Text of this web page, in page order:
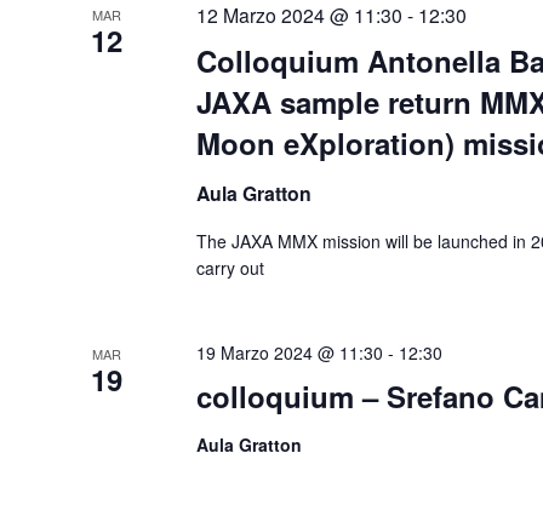
MAR
12
Colloquium Antonella
JAXA sample return
Moon eXploration)
12 Marzo 2024 @ 11:30 - 12:30
Aula Gratton
The JAXA MMX mission will be launched in
carry out
MAR
19 colloquium – Srefano
19 Marzo 2024 @ 11:30 - 12:30
Aula Gratton